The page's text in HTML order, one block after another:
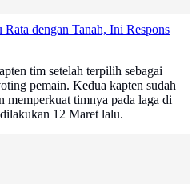
Rata dengan Tanah, Ini Respons
tim setelah terpilih sebagai
pemain. Kedua kapten sudah
memperkuat timnya pada laga di
12 Maret lalu.